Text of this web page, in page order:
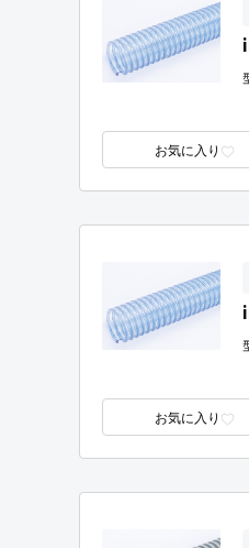
お気に入り
お気に入り